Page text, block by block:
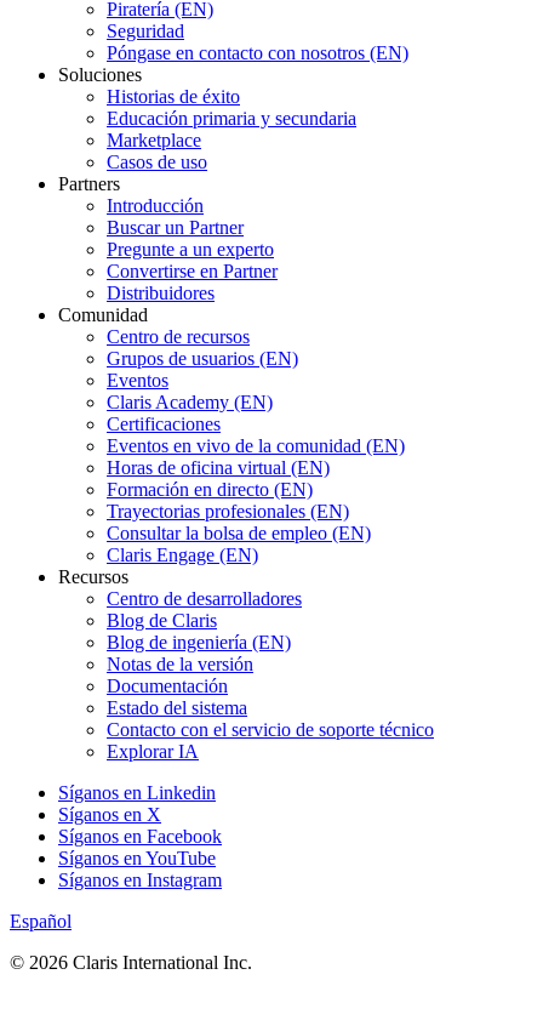
Piratería (EN)
Seguridad
Póngase en contacto con nosotros (EN)
Soluciones
Historias de éxito
Educación primaria y secundaria
Marketplace
Casos de uso
Partners
Introducción
Buscar un Partner
Pregunte a un experto
Convertirse en Partner
Distribuidores
Comunidad
Centro de recursos
Grupos de usuarios (EN)
Eventos
Claris Academy (EN)
Certificaciones
Eventos en vivo de la comunidad (EN)
Horas de oficina virtual (EN)
Formación en directo (EN)
Trayectorias profesionales (EN)
Consultar la bolsa de empleo (EN)
Claris Engage (EN)
Recursos
Centro de desarrolladores
Blog de Claris
Blog de ingeniería (EN)
Notas de la versión
Documentación
Estado del sistema
Contacto con el servicio de soporte técnico
Explorar IA
Síganos en Linkedin
Síganos en X
Síganos en Facebook
Síganos en YouTube
Síganos en Instagram
Español
© 2026 Claris International Inc.